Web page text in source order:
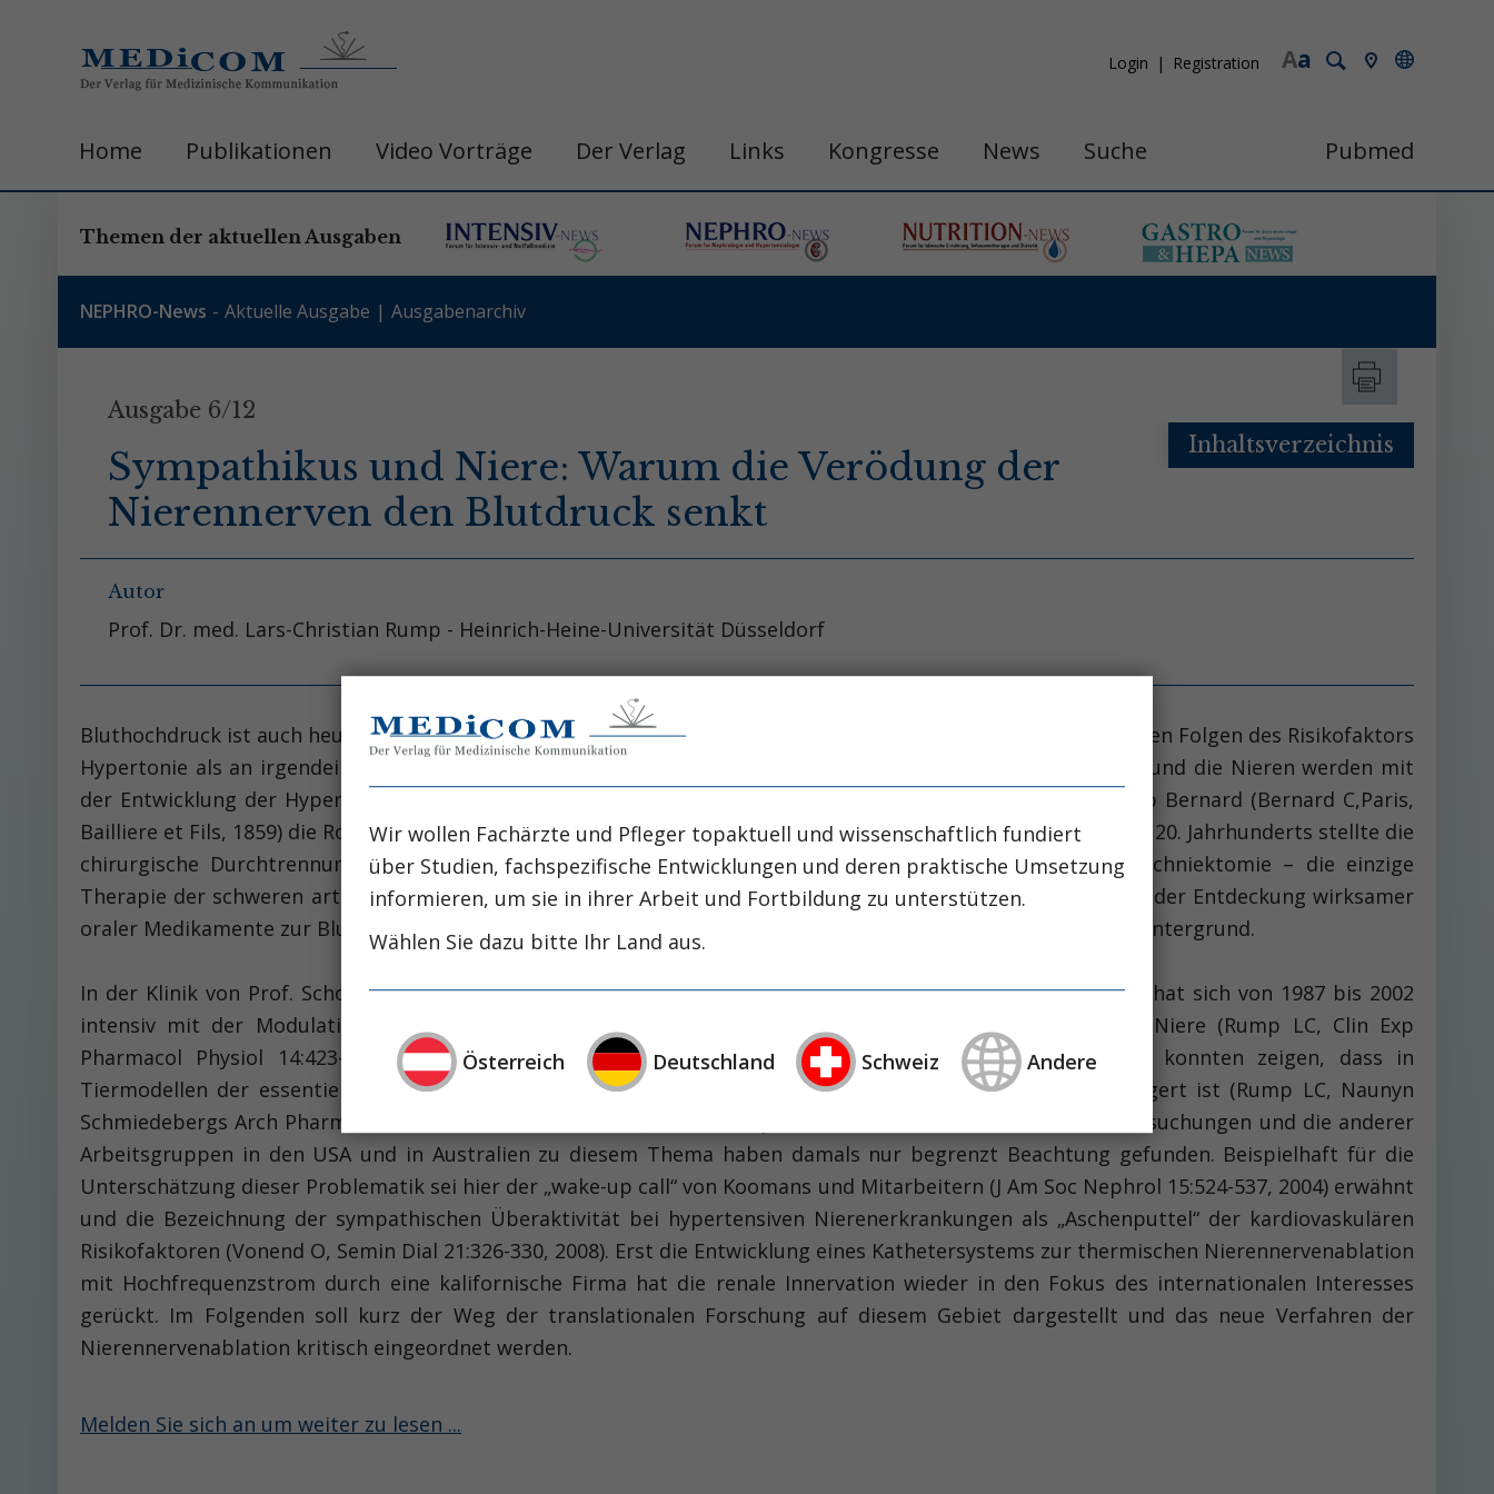
a
A
Login Registration
Home Publikationen Video Vorträge Der Verlag Links Kongresse News Suche Pubmed
Themen der aktuellen Ausgaben
NEPHRO-News Aktuelle Ausgabe Ausgabenarchiv
Ausgabe 6/12
Sympathikus und Niere: Warum die Verödung der
Nierennerven den Blutdruck senkt
Autor
Prof. Dr. med. Lars-Christian Rump - Heinrich-Heine-Universität Düsseldorf
Inhaltsverzeichnis
Bluthochdruck ist auch heute noch ein ungelöstes Problem der Medizin. Weltweit sterben mehr Menschen an den Folgen des Risikofaktors
Hypertonie als an irgendeiner anderen Erkrankung (Lopez AD, Lancet 367:1747-1757, 2006). Der Sympathikus und die Nieren werden mit
der Entwicklung der Hypertonie seit mehr als 150 Jahren in Zusammenhang gebracht. Bereits 1859 beschrieb Bernard (Bernard C,Paris,
Bailliere et Fils, 1859) die Rolle der Nierennerven für die Regulation der Nierenfunktion. In der ersten Hälfte des 20. Jahrhunderts stellte die
chirurgische Durchtrennung und Entfernung der die Niere versorgenden Nerven – die sogenannte Splanchniektomie – die einzige
Therapie der schweren arteriellen Hypertonie dar (Smithwick RH, J Am Med Assoc 152; 1501-1504, 1953). Nach der Entdeckung wirksamer
oraler Medikamente zur Blutdrucksenkung geriet die Rolle der Nierennerven als Zielstruktur zunächst in den Hintergrund.
In der Klinik von Prof. Schollmeyer war die Hypertonie ein klinischer Schwerpunkt und meine Arbeitsgruppe hat sich von 1987 bis 2002
intensiv mit der Modulation der Neurotransmitterfreisetzung aus sympathischen Nervenendigungen der Niere (Rump LC, Clin Exp
Pharmacol Physiol 14:423-428, 1987) und der Entwicklung einer arteriellen Hypertonie beschäftigt. Wir konnten zeigen, dass in
Tiermodellen der essentiellen und renalen Hypertonie die Neurotransmitterfreisetzung in der Niere gesteigert ist (Rump LC, Naunyn
Schmiedebergs Arch Pharmacol 345:25-32,1992; Amann K, J Am Soc Nephrol 11:1469-1478, 2000). Unsere Untersuchungen und die anderer
Arbeitsgruppen in den USA und in Australien zu diesem Thema haben damals nur begrenzt Beachtung gefunden. Beispielhaft für die
Unterschätzung dieser Problematik sei hier der „wake-up call“ von Koomans und Mitarbeitern (J Am Soc Nephrol 15:524-537, 2004) erwähnt
und die Bezeichnung der sympathischen Überaktivität bei hy­pertensiven Nierenerkrankungen als „Aschenputtel“ der kardiovaskulären
Risikofaktoren (Vonend O, Semin Dial 21:326-330, 2008). Erst die Entwicklung eines Kathetersystems zur thermischen Nierennervenablation
mit Hochfrequenzstrom durch eine kalifornische Firma hat die renale Innervation wieder in den Fokus des internationalen Interesses
gerückt. Im Folgenden soll kurz der Weg der translationalen Forschung auf diesem Gebiet dargestellt und das neue Verfahren der
Nierennervenablation kritisch eingeordnet werden.
Melden Sie sich an um weiter zu lesen ...
Wir wollen Fachärzte und Pfleger topaktuell und wissenschaftlich fundiert
über Studien, fachspezifische Entwicklungen und deren praktische Umsetzung
informieren, um sie in ihrer Arbeit und Fortbildung zu unterstützen.
Wählen Sie dazu bitte Ihr Land aus.
Österreich Deutschland Schweiz Andere